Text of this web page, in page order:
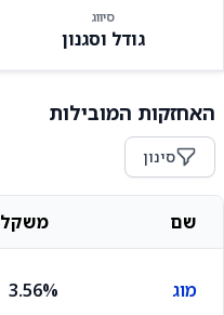
סיווג
גודל וסגנון
האחזקות המובילות
סינון
שם משקל
מוג 3.56%